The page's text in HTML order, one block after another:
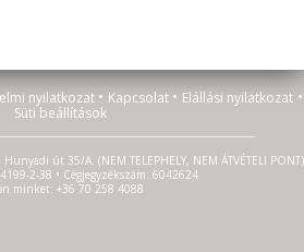
nyilatkozat • Kapcsolat • Elállási nyilatkozat •
Süti beállítások
út 35/A. (NEM TELEPHELY, NEM ÁTVÉTELI PONT)
2-38 • Cégjegyzékszám: 6042624
minket: +36 70 258 4088